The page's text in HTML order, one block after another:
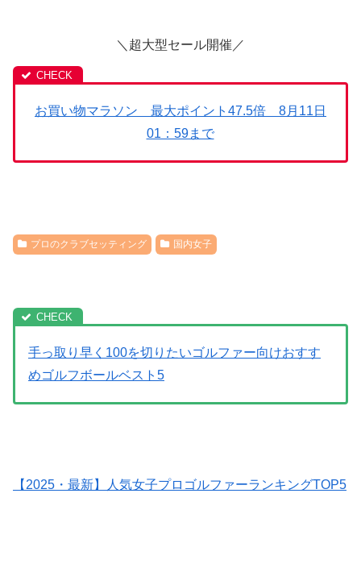
＼超大型セール開催／
お買い物マラソン 最大ポイント47.5倍 8月11日
01：59まで
プロのクラブセッティング 国内女子
手っ取り早く100を切りたいゴルファー向けおすす
めゴルフボールベスト5
【2025・最新】人気女子プロゴルファーランキングTOP5